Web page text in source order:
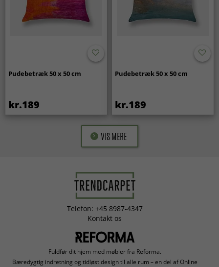
Pudebetræk 50 x 50 cm
kr.189
Pudebetræk 50 x 50 cm
kr.189
VIS MERE
Telefon: +45 8987-4347
Kontakt os
Fuldfør dit hjem med møbler fra Reforma.
Bæredygtig indretning og tidløst design til alle rum – en del af Online